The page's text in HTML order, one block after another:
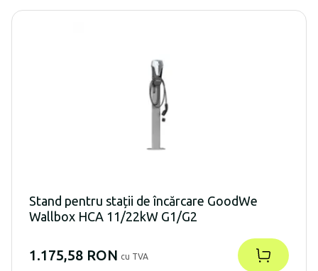
Stand pentru stații de încărcare GoodWe
Wallbox HCA 11/22kW G1/G2
1.175,58 RON cu TVA